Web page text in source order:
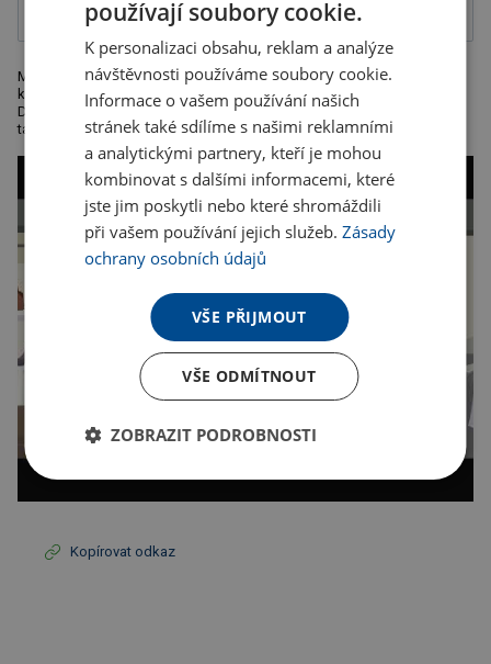
Mark Twain - 3 ks kovová psací sada složená z plnícího pera,
kuličkového pero s černou kovovou náplní a modře píšícího rolleru.
Dodáváno vše v krabici s bílými švy. Doporučená technologie potisku:
tamponová T2, laser L1. Rozměry: 18,2 x 8,5 x
Kopírovat odkaz
používají soubory cookie.
K personalizaci obsahu, reklam a analýze
návštěvnosti používáme soubory cookie.
Informace o vašem používání našich
stránek také sdílíme s našimi reklamními
a analytickými partnery, kteří je mohou
kombinovat s dalšími informacemi, které
jste jim poskytli nebo které shromáždili
při vašem používání jejich služeb.Zásady
ochrany osobních údajů
VŠE PŘIJMOUT
VŠE ODMÍTNOUT
ZOBRAZIT PODROBNOSTI